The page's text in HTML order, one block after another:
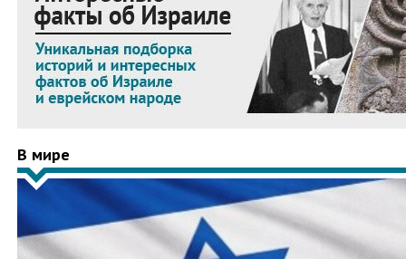
В мире